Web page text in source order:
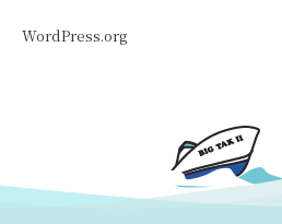
WordPress.org